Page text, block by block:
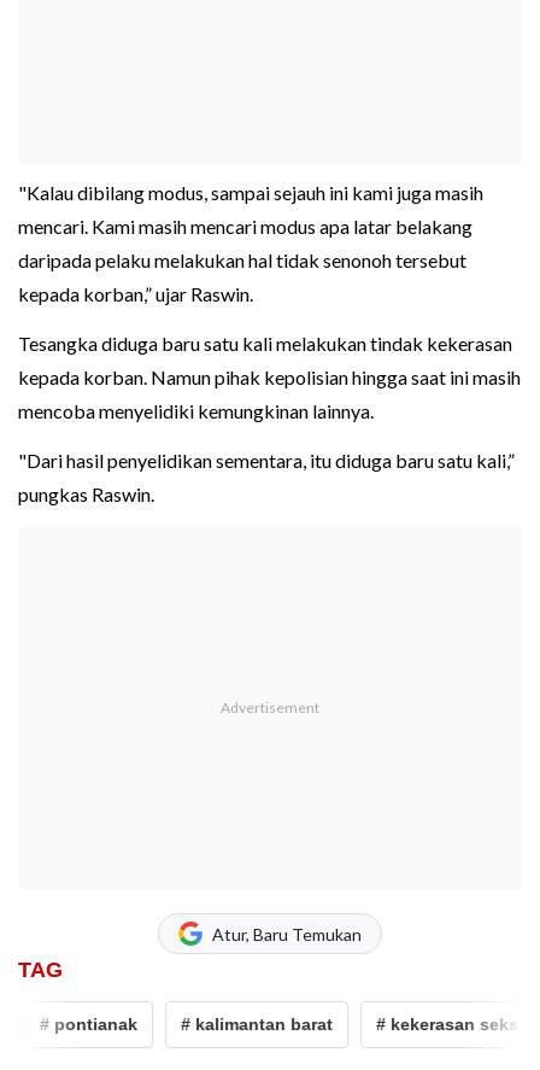
"Kalau dibilang modus, sampai sejauh ini kami juga masih
mencari. Kami masih mencari modus apa latar belakang
daripada pelaku melakukan hal tidak senonoh tersebut
kepada korban,” ujar Raswin.
Tesangka diduga baru satu kali melakukan tindak kekerasan
kepada korban. Namun pihak kepolisian hingga saat ini masih
mencoba menyelidiki kemungkinan lainnya.
"Dari hasil penyelidikan sementara, itu diduga baru satu kali,”
pungkas Raswin.
Atur, Baru Temukan
TAG
# pontianak # kalimantan barat # kekerasan seksual